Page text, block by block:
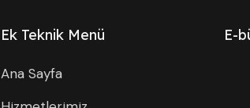
Ek Teknik Menü
Ana Sayfa
E-